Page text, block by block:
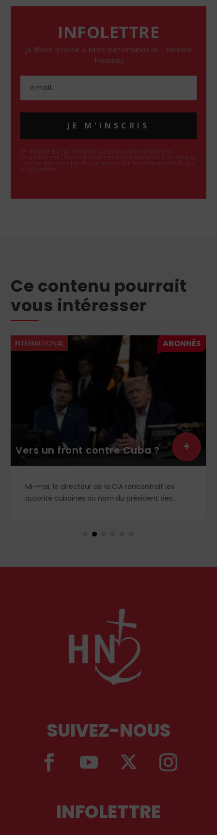
INFOLETTRE
Je désire recevoir la lettre d'information de L'Homme
Nouveau
JE M'INSCRIS
En cliquant sur "Je m'inscris", j'accepte que les données
recueillies par L'Homme Nouveau soient destinées à l'envoi par
courrier électronique de contenus et d'informations relatifs aux
programmes.
Ce contenu pourrait
vous intéresser
?
les
des
+
INTERNATIONAL CHRÉTIENS DANS LE
En Terre sainte, les
face à une montée des
pressions et des
Sur la terre du Christ, observateurs,
religieux et éducateurs alertent sur
un affaiblissement durable de leur
SUIVEZ-NOUS
INFOLETTRE